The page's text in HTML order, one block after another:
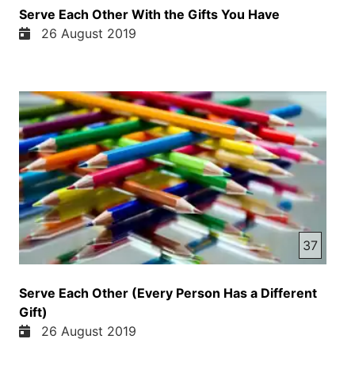
Serve Each Other With the Gifts You Have
26 August 2019
37
Serve Each Other (Every Person Has a Different
Gift)
26 August 2019